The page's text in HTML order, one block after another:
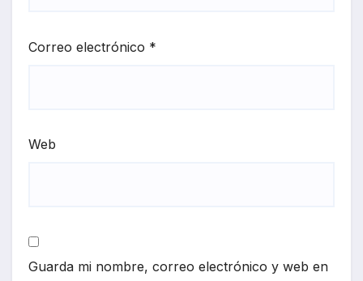
Correo electrónico *
Web
Guarda mi nombre, correo electrónico y web en